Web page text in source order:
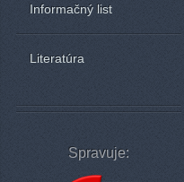
Informačný list
Literatúra
Spravuje: